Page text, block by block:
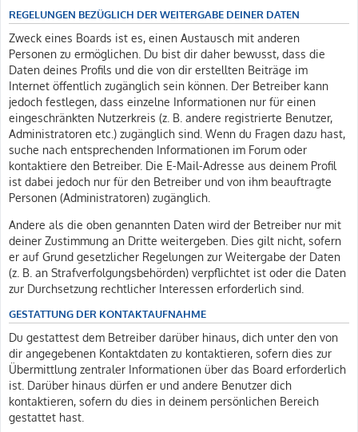
REGELUNGEN BEZÜGLICH DER WEITERGABE DEINER DATEN
Zweck eines Boards ist es, einen Austausch mit anderen
Personen zu ermöglichen. Du bist dir daher bewusst, dass die
Daten deines Profils und die von dir erstellten Beiträge im
Internet öffentlich zugänglich sein können. Der Betreiber kann
jedoch festlegen, dass einzelne Informationen nur für einen
eingeschränkten Nutzerkreis (z. B. andere registrierte Benutzer,
Administratoren etc.) zugänglich sind. Wenn du Fragen dazu hast,
suche nach entsprechenden Informationen im Forum oder
kontaktiere den Betreiber. Die E-Mail-Adresse aus deinem Profil
ist dabei jedoch nur für den Betreiber und von ihm beauftragte
Personen (Administratoren) zugänglich.
Andere als die oben genannten Daten wird der Betreiber nur mit
deiner Zustimmung an Dritte weitergeben. Dies gilt nicht, sofern
er auf Grund gesetzlicher Regelungen zur Weitergabe der Daten
(z. B. an Strafverfolgungsbehörden) verpflichtet ist oder die Daten
zur Durchsetzung rechtlicher Interessen erforderlich sind.
GESTATTUNG DER KONTAKTAUFNAHME
Du gestattest dem Betreiber darüber hinaus, dich unter den von
dir angegebenen Kontaktdaten zu kontaktieren, sofern dies zur
Übermittlung zentraler Informationen über das Board erforderlich
ist. Darüber hinaus dürfen er und andere Benutzer dich
kontaktieren, sofern du dies in deinem persönlichen Bereich
gestattet hast.